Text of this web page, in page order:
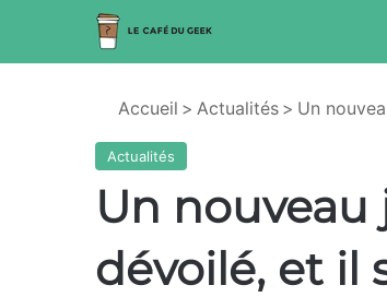
Accueil > Actualités > Un
Actualités
Un
dévoilé, et il